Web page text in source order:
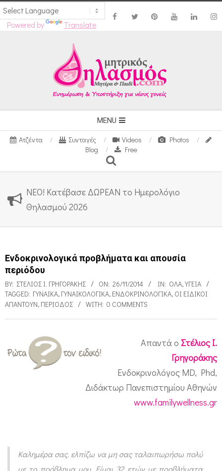
Powered by Translate
Navigation
Menu
MENU
Ατζέντα Συνταγές Videos
Photos
Blog
Free
Search
ΝΕΟ! Κατέβασε ΔΩΡΕΑΝ το Ημερολόγιο
Θηλασμού 2026
Ενδοκρινολογικά προβλήματα και απουσία
περιόδου
BY: ΣΤΈΛΙΟΣ Ι. ΓΡΗΓΟΡΆΚΗΣ ON: 26/11/2014 IN: ΌΛΑ,ΥΓΕΊΑ
TAGGED: ΓΥΝΑΊΚΑ, ΓΥΝΑΙΚΟΛΟΓΙΚΆ, ΕΝΔΟΚΡΙΝΟΛΟΓΙΚΆ, ΟΙ ΕΙΔΙΚΟΊ
ΑΠΑΝΤΟΎΝ, ΠΕΡΊΟΔΟΣ WITH: 0 COMMENTS
Ε
ι
Απαντά ο Στέλιος Ι.
Γρηγοράκης
Ενδοκρινολόγος MD, Phd,
Διδάκτωρ Πανεπιστημίου Αθηνών
www.familywellness.gr
Καλημέρα σας. ελπίζω να μη σας ταλαιπωρήσω πολύ